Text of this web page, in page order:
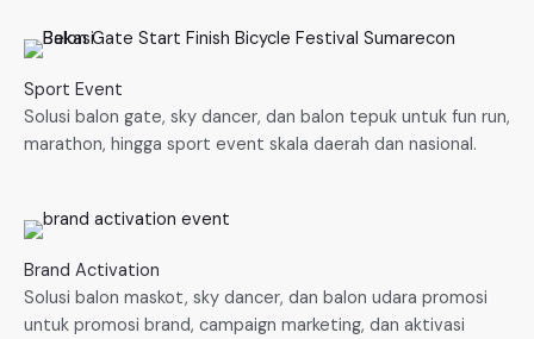
Sport Event
Solusi balon gate, sky dancer, dan balon tepuk untuk fun run,
marathon, hingga sport event skala daerah dan nasional.
Brand Activation
Solusi balon maskot, sky dancer, dan balon udara promosi
untuk promosi brand, campaign marketing, dan aktivasi